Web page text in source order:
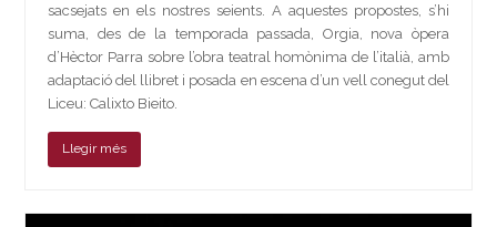
sacsejats en els nostres seients. A aquestes propostes, s’hi
suma, des de la temporada passada, Orgia, nova òpera
d’Hèctor Parra sobre l’obra teatral homònima de l’italià, amb
adaptació del llibret i posada en escena d’un vell conegut del
Liceu: Calixto Bieito.
Llegir més